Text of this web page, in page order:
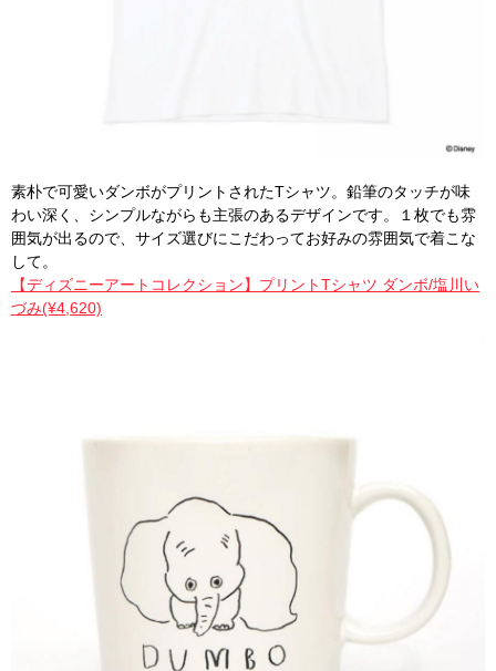
素朴で可愛いダンボがプリントされたTシャツ。鉛筆のタッチが味
わい深く、シンプルながらも主張のあるデザインです。１枚でも雰
囲気が出るので、サイズ選びにこだわってお好みの雰囲気で着こな
して。
【ディズニーアートコレクション】プリントTシャツ ダンボ/塩川い
づみ(¥4,620)